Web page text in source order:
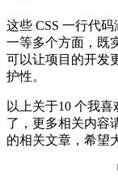
这些 CSS 一行代
一等多个方面，既
可以让项目的开发
护性。
以上关于10 个我
了，更多相关内容
的相关文章，希望